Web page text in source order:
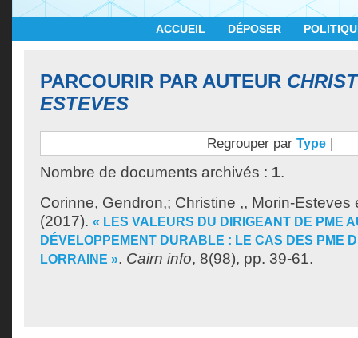
ACCUEIL DÉPOSER
PARCOURIR PAR AUTEUR
ESTEVES
Regrouper par Type |
Nombre de documents archivés : 1.
Corinne, Gendron,; Christine ,, Morin-Esteves
(2017). « LES VALEURS DU DIRIGEANT DE PME
DÉVELOPPEMENT DURABLE : LE CAS DES PME
LORRAINE ». Cairn info, 8(98), pp. 39-61.